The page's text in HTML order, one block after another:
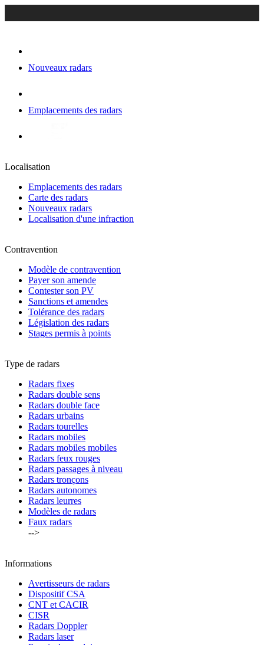
Nouveaux radars
Emplacements des radars
Localisation
Emplacements des radars
Carte des radars
Nouveaux radars
Localisation d'une infraction
Contravention
Modèle de contravention
Payer son amende
Contester son PV
Sanctions et amendes
Tolérance des radars
Législation des radars
Stages permis à points
Type de radars
Radars fixes
Radars double sens
Radars double face
Radars urbains
Radars tourelles
Radars mobiles
Radars mobiles mobiles
Radars feux rouges
Radars passages à niveau
Radars tronçons
Radars autonomes
Radars leurres
Modèles de radars
Faux radars
-->
Informations
Avertisseurs de radars
Dispositif CSA
CNT et CACIR
CISR
Radars Doppler
Radars laser